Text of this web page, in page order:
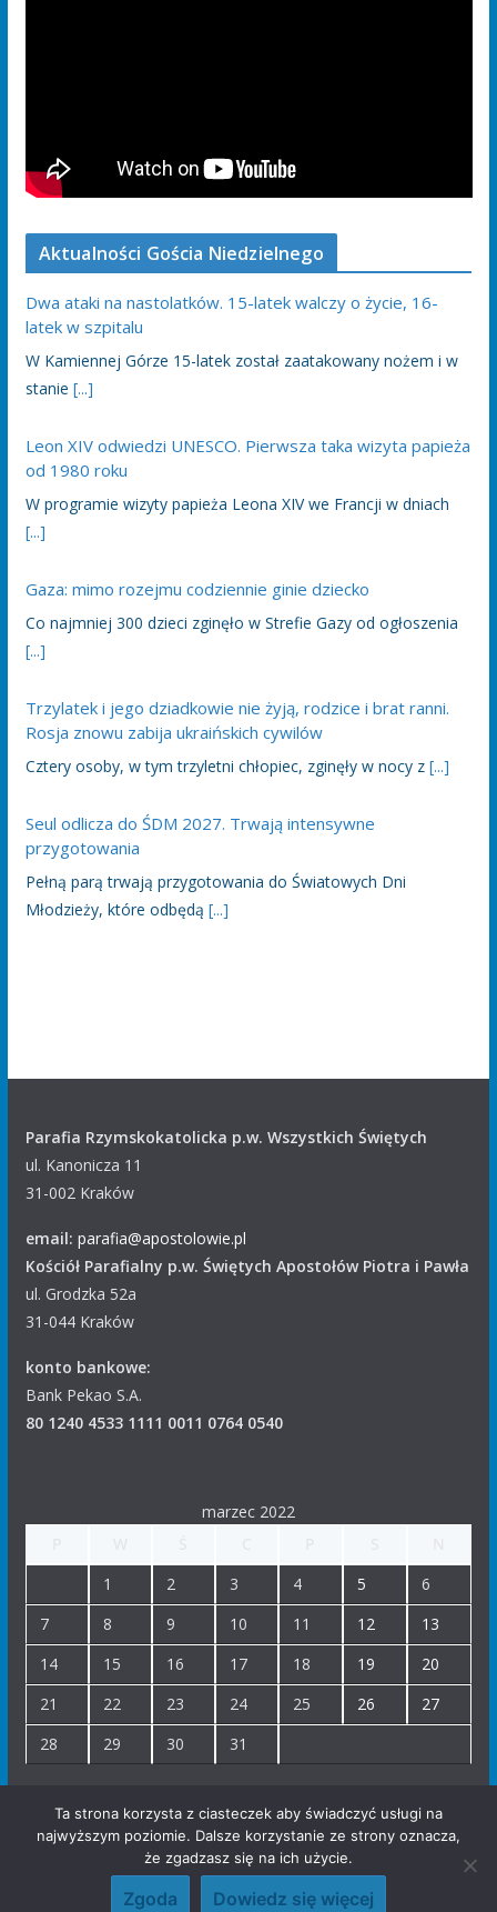
Aktualności Gościa Niedzielnego
Dwa ataki na nastolatków. 15-latek walczy o życie, 16-
latek w szpitalu
W Kamiennej Górze 15-latek został zaatakowany nożem i w
stanie [...]
Leon XIV odwiedzi UNESCO. Pierwsza taka wizyta papieża
od 1980 roku
W programie wizyty papieża Leona XIV we Francji w dniach
[...]
Gaza: mimo rozejmu codziennie ginie dziecko
Co najmniej 300 dzieci zginęło w Strefie Gazy od ogłoszenia
[...]
Trzylatek i jego dziadkowie nie żyją, rodzice i brat ranni.
Rosja znowu zabija ukraińskich cywilów
Cztery osoby, w tym trzyletni chłopiec, zginęły w nocy z [...]
Seul odlicza do ŚDM 2027. Trwają intensywne
przygotowania
Pełną parą trwają przygotowania do Światowych Dni
Młodzieży, które odbędą [...]
Parafia Rzymskokatolicka p.w. Wszystkich Świętych
ul. Kanonicza 11
31-002 Kraków
email: parafia@apostolowie.pl
Kościół Parafialny p.w. Świętych Apostołów Piotra i Pawła
ul. Grodzka 52a
31-044 Kraków
konto bankowe:
Bank Pekao S.A.
80 1240 4533 1111 0011 0764 0540
marzec 2022
1
2 3 4 5
6
7
8 9 10 11 12
13
14
15 16 17 18 19
20
21
22 23 24 25 26
27
28
29 30 31
Copyright © 2017 Parafia Wszystkich Świętych w Krakowie. All
Ta strona korzysta z ciasteczek aby świadczyć usługi na
najwyższym poziomie. Dalsze korzystanie ze strony oznacza,
że zgadzasz się na ich użycie.
Zgoda Dowiedz się więcej